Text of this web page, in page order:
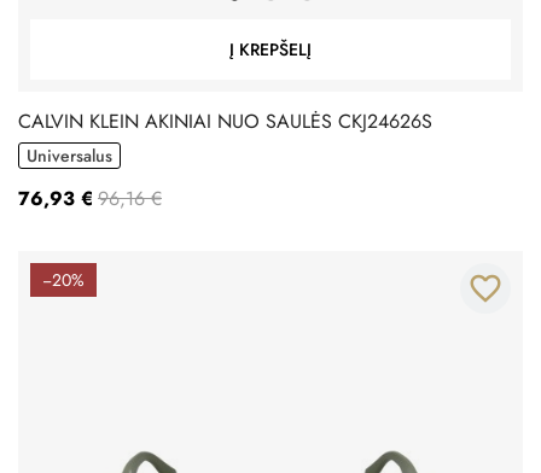
Į KREPŠELĮ
CALVIN KLEIN AKINIAI NUO SAULĖS CKJ24626S
Universalus
76,93 € 96,16 €
−20% favorite_border